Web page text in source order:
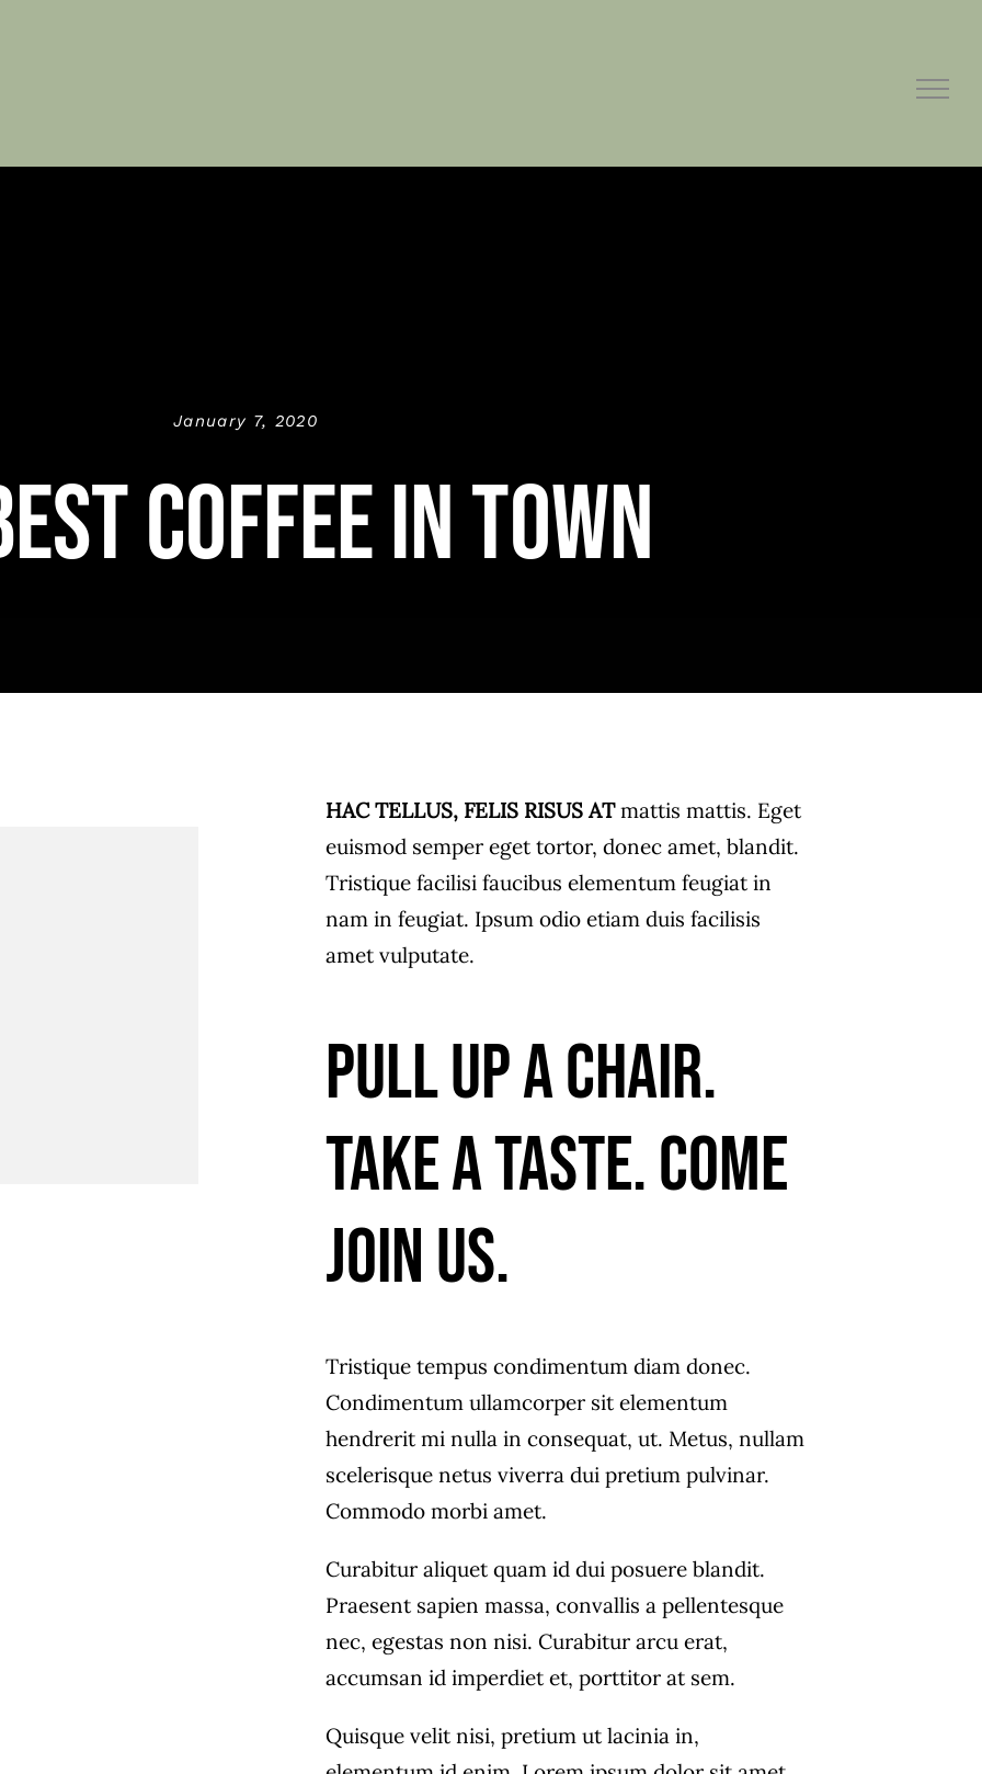
January 7, 2020
coffee in town
HAC TELLUS, FELIS RISUS ATmattis mattis. Eget
euismod semper eget tortor, donec amet, blandit.
Tristique facilisi faucibus elementum feugiat in
nam in feugiat. Ipsum odio etiam duis facilisis
amet vulputate.
Pull up a chair.
Take a taste. Come
join us.
Tristique tempus condimentum diam donec.
Condimentum ullamcorper sit elementum
hendrerit mi nulla in consequat, ut. Metus, nullam
scelerisque netus viverra dui pretium pulvinar.
Commodo morbi amet.
Curabitur aliquet quam id dui posuere blandit.
Praesent sapien massa, convallis a pellentesque
nec, egestas non nisi. Curabitur arcu erat,
accumsan id imperdiet et, porttitor at sem.
Quisque velit nisi, pretium ut lacinia in,